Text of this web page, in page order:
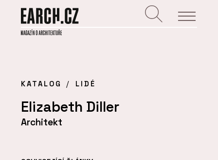
KATALOG LIDÉ
Elizabeth Diller
Architekt